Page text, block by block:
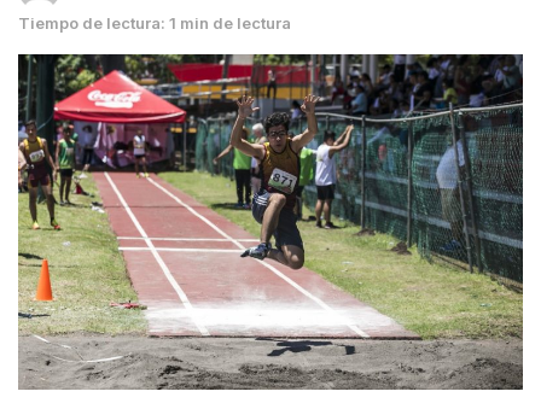
Tiempo de lectura: 1 min de lectura